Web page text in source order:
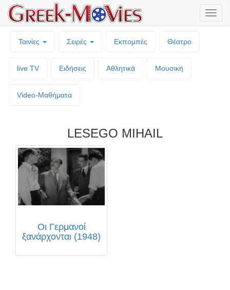
Ταινίες Σειρές Εκπομπές Θέατρο
live TV Ειδήσεις Αθλητικά Μουσική
Video-Mαθήματα
LESEGO MIHAIL
Οι Γερμανοί
ξανάρχονται (1948)